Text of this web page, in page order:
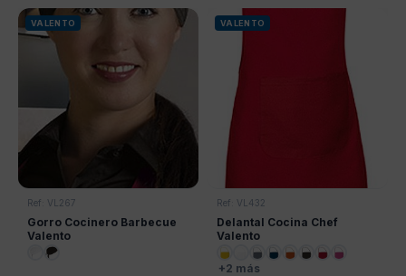
VALENTO
Ref: VL267
Gorro Cocinero Barbecue
Valento
VALENTO
Ref: VL432
Delantal Cocina Chef
Valento
+2 más